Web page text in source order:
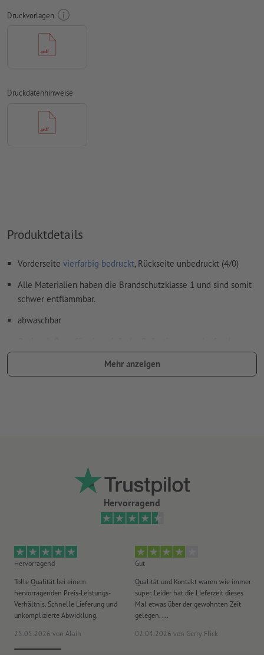
Rechtschreib- und Satzfehler
Überdruckeneinstellungen
Kommentare
Wie lege ich Druckdaten richtig an?
Druckvorlagen
Druckdatenhinweise
Produktdetails
Vorderseite vierfarbig bedruckt, Rückseite unbedruckt (4/0)
Alle Materialien haben die Brandschutzklasse 1 und sind somit
schwer entflammbar.
abwaschbar
Rand im Abstand von etwa 50 cm platziert.
Ösen werden gemäß Leserichtung verarbeitet
Absolut wetterfest und daher auch problemlos im
Außenbereich einsetzbar
Die klassische Werbefläche für Gerüste, Bauzäune,
Für jeden Druckauftrag kann nur ein Motiv hochgeladen
Bitte beachten Sie, dass beim 360 g/m² Kavalan aus
produktionstechnischen Gründen Nähte ersichtlich sein können.
bitte beachten Sie, dass die Ösen aus Kunststoff oder aus Metall
Mehr anzeigen
Hervorragend
Hervorragend
Tolle Qualität bei einem
hervorragenden Preis-Leistungs-
Verhältnis. Schnelle Lieferung und
unkomplizierte Abwicklung.
25.05.2026 von Alain
Gut
Qualität und Kontakt waren wie immer
super. Leider hat die Lieferzeit dieses
Mal etwas über der gewohnten Zeit
gelegen. ...
02.04.2026 von Gerry Flick